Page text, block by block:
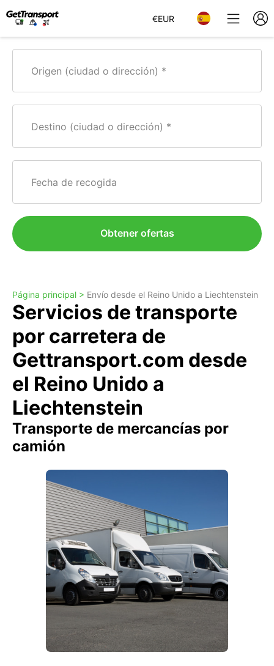
€EUR
Origen (ciudad o dirección)
Destino (ciudad o dirección)
Fecha de recogida
Obtener ofertas
Página principal > Envío desde el Reino Unido a Liechtenstein
Servicios de transporte
por carretera de
Gettransport.com desde
el Reino Unido a
Liechtenstein
Transporte de mercancías por
camión